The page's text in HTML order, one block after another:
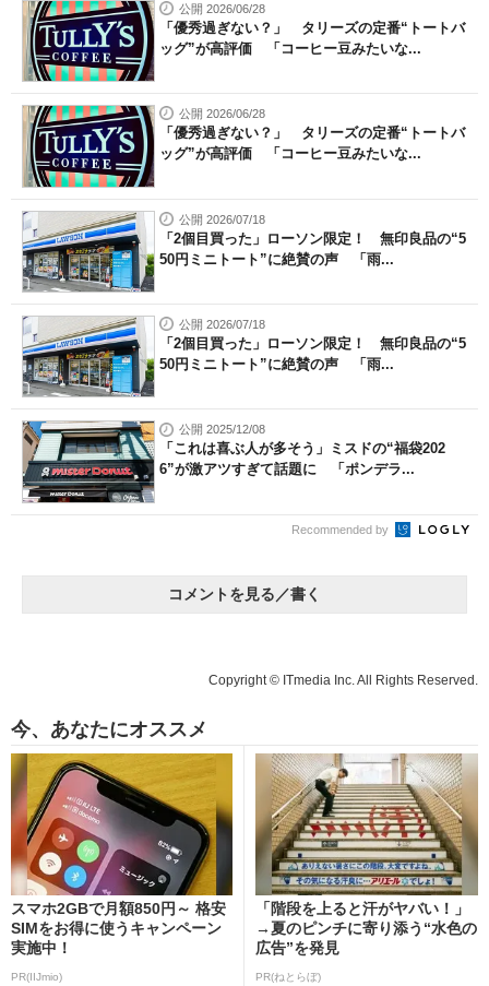
公開 2026/06/28
「優秀過ぎない？」 タリーズの定番“トートバ
ッグ”が高評価 「コーヒー豆みたいな...
公開 2026/06/28
「優秀過ぎない？」 タリーズの定番“トートバ
ッグ”が高評価 「コーヒー豆みたいな...
公開 2026/07/18
「2個目買った」ローソン限定！ 無印良品の“5
50円ミニトート”に絶賛の声 「雨...
公開 2026/07/18
「2個目買った」ローソン限定！ 無印良品の“5
50円ミニトート”に絶賛の声 「雨...
公開 2025/12/08
「これは喜ぶ人が多そう」ミスドの“福袋202
6”が激アツすぎて話題に 「ポンデラ...
Recommended by
コメントを見る／書く
Copyright © ITmedia Inc. All Rights Reserved.
今、あなたにオススメ
スマホ2GBで月額850円～ 格安
SIMをお得に使うキャンペーン
実施中！
PR(IIJmio)
「階段を上ると汗がヤバい！」
→夏のピンチに寄り添う“水色の
広告”を発見
PR(ねとらぼ)